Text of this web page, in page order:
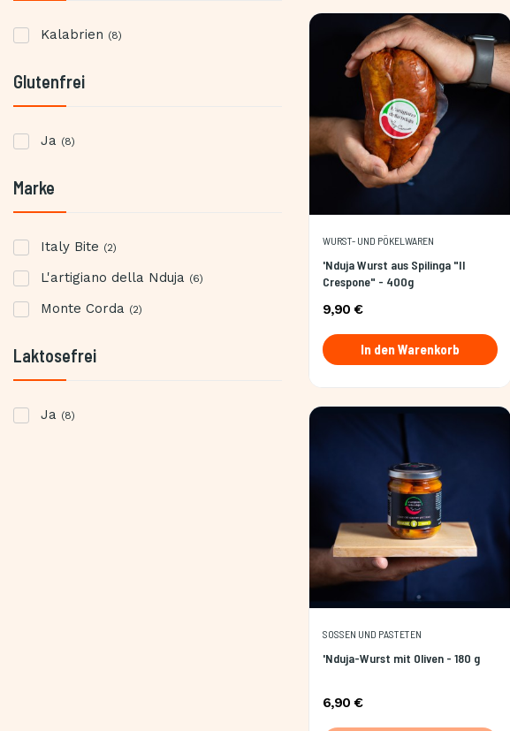
Kalabrien (8)
Glutenfrei
Ja (8)
Marke
Italy Bite (2)
L'artigiano della Nduja (6)
Monte Corda (2)
Laktosefrei
Ja (8)
WURST- UND PÖKELWAREN
'Nduja Wurst aus Spilinga "Il
Crespone" - 400g
9,90 €
In den Warenkorb
SOSSEN UND PASTETEN
'Nduja-Wurst mit Oliven - 180 g
6,90 €